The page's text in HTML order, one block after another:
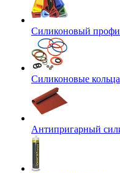
Силиконовый
Силиконовые кольца
Антипригарный